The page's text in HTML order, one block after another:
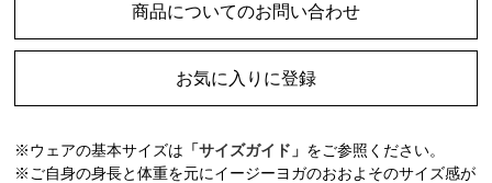
商品についてのお問い合わせ
お気に入りに登録
※ウェアの基本サイズは 「サイズガイド」 をご参照ください。
※ご自身の身長と体重を元にイージーヨガのおおよそのサイズ感が